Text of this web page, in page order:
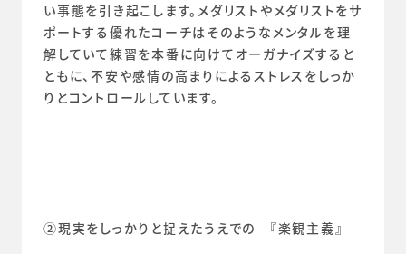
い事態を引き起こします。メダリストやメダリストをサ
ポートする優れたコーチはそのようなメンタルを理
解していて練習を本番に向けてオーガナイズすると
ともに、不安や感情の高まりによるストレスをしっか
りとコントロールしています。
②現実をしっかりと捉えたうえでの　『楽観主義』